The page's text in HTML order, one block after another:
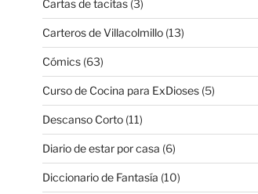
Cartas de tacitas(3)
Carteros de Villacolmillo(13)
Cómics(63)
Curso de Cocina para ExDioses(5)
Descanso Corto(11)
Diario de estar por casa (6)
Diccionario de Fantasía (10)